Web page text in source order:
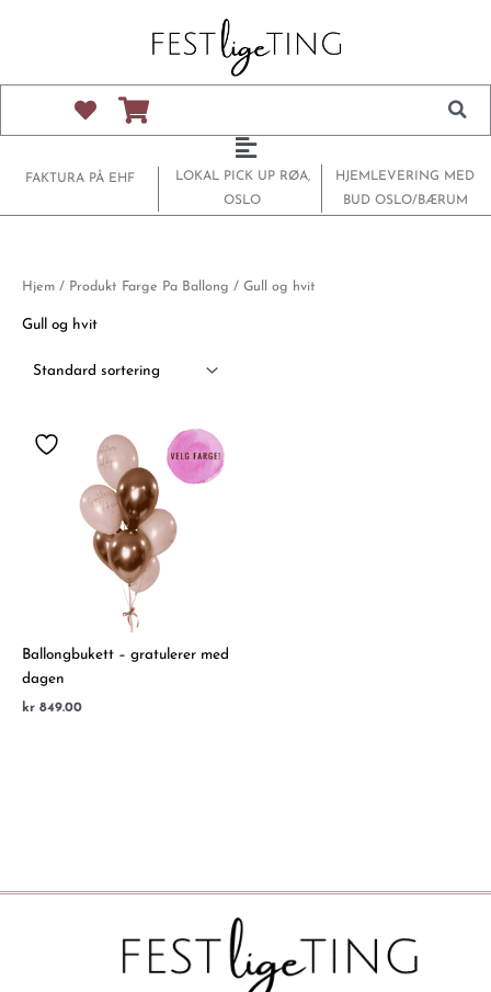
innholdet
Main
Menu
FAKTURA PÅ EHF
LOKAL PICK UP RØA,
OSLO
HJEMLEVERING MED
BUD OSLO/BÆRUM
Hjem / Produkt Farge Pa Ballong / Gull og hvit
Gull og hvit
Ballongbukett – gratulerer med
dagen
kr 849.00